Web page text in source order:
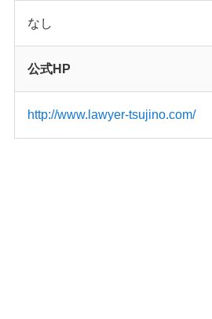
なし
公式HP
http://www.lawyer-tsujino.com/